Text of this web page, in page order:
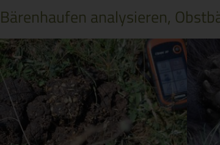
Bärenhaufen analysieren,